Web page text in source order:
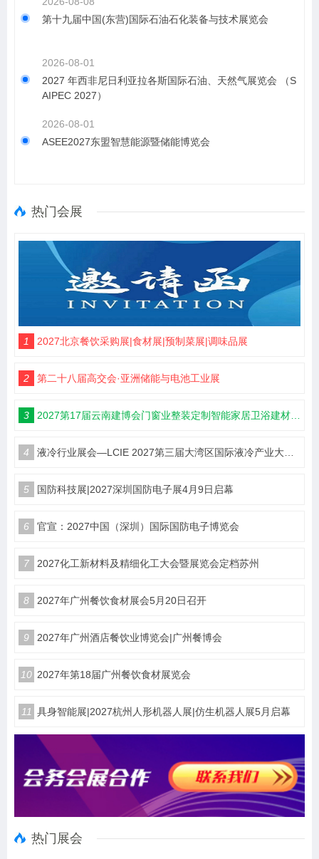
第十九届中国(东营)国际石油石化装备与技术展览会
2026-08-01
2027 年西非尼日利亚拉各斯国际石油、天然气展览会 （S
AIPEC 2027）
2026-08-01
ASEE2027东盟智慧能源暨储能博览会
热门会展
1 2027北京餐饮采购展|食材展|预制菜展|调味品展
2 第二十八届高交会·亚洲储能与电池工业展
3 2027第17届云南建博会门窗业整装定制智能家居卫浴建材展会
4 液冷行业展会—LCIE 2027第三届大湾区国际液冷产业大会暨展览会（深圳）
5 国防科技展|2027深圳国防电子展4月9日启幕
6 官宣：2027中国（深圳）国际国防电子博览会
7 2027化工新材料及精细化工大会暨展览会定档苏州
8 2027年广州餐饮食材展会5月20日召开
9 2027年广州酒店餐饮业博览会|广州餐博会
10 2027年第18届广州餐饮食材展览会
11 具身智能展|2027杭州人形机器人展|仿生机器人展5月启幕
热门展会